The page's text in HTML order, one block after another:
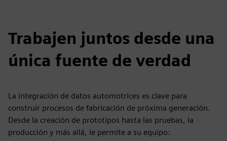
Trabajen juntos desde una
única fuente de verdad
La integración de datos automotrices es clave para
construir procesos de fabricación de próxima generación.
Desde la creación de prototipos hasta las pruebas, la
producción y más allá, le permite a su equipo: